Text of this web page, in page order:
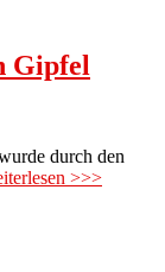
Gipfel
durch den
>>>